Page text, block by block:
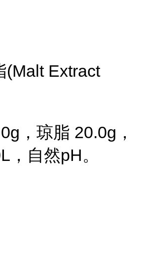
(Malt Extract
，琼脂 20.0g，
，自然pH。